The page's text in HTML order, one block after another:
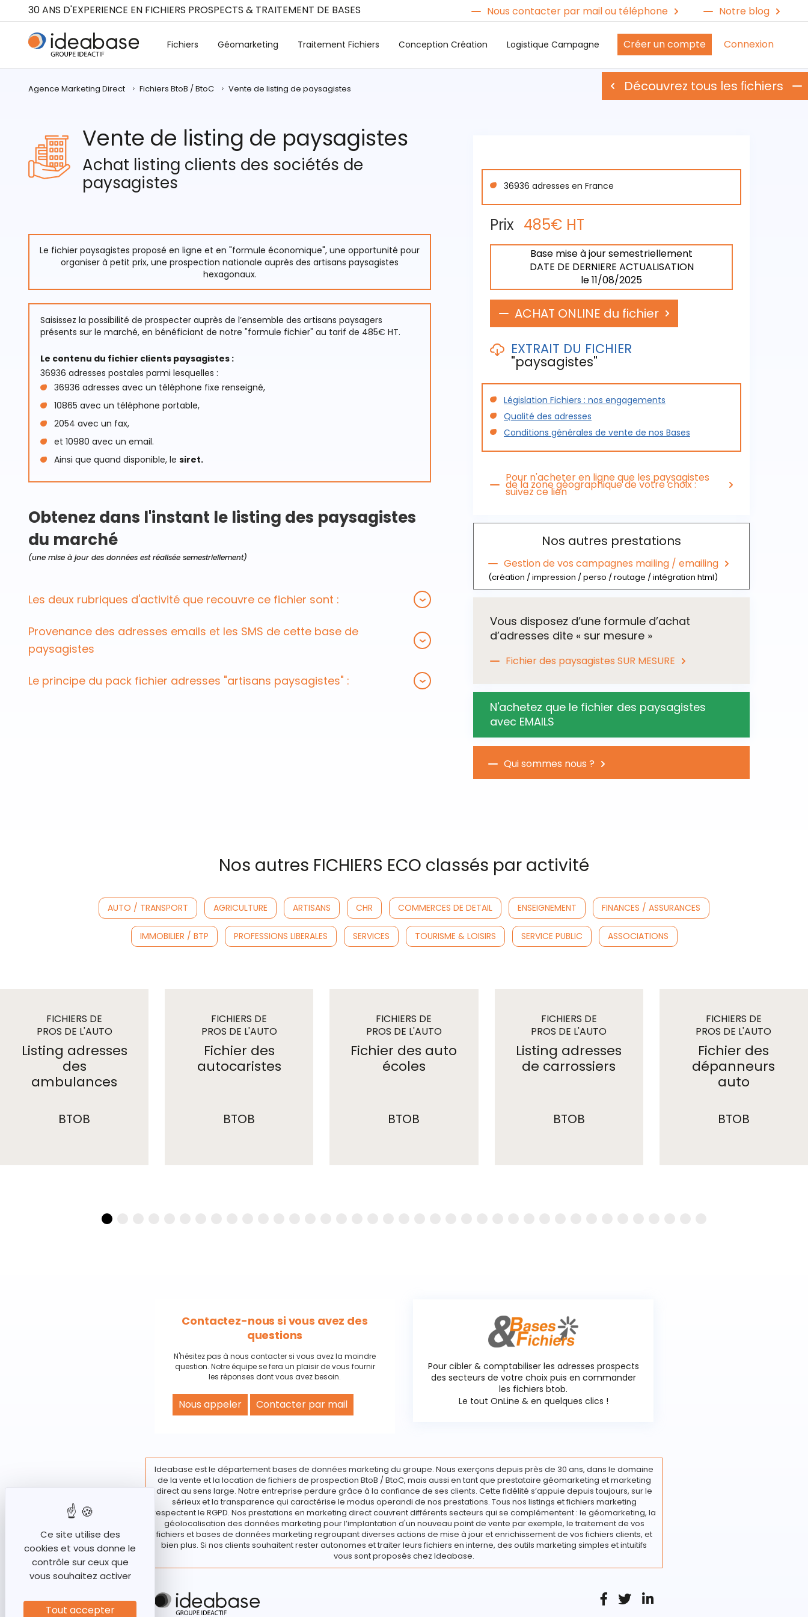
30 ANS D'EXPERIENCE EN FICHIERS PROSPECTS & TRAITEMENT DE BASES Nous contacter par mail ou téléphone Notre blog
Fichiers Géomarketing Traitement Fichiers Conception Création Logistique Campagne Créer un compte Connexion
Agence Marketing Direct Fichiers BtoB / BtoC Vente de listing de paysagistes Découvrez tous les ﬁchiers
Vente de listing de paysagistes
Achat listing clients des sociétés de
paysagistes
Le fichier paysagistes proposé en ligne et en "formule économique", une opportunité pour
organiser à petit prix, une prospection nationale auprès des artisans paysagistes
hexagonaux.
Saisissez la possibilité de prospecter auprès de l’ensemble des artisans paysagers
présents sur le marché, en bénéficiant de notre "formule fichier" au tarif de 485€ HT.
Le contenu du fichier clients paysagistes :
36936 adresses postales parmi lesquelles :
36936 adresses avec un téléphone fixe renseigné,
10865 avec un téléphone portable,
2054 avec un fax,
et 10980 avec un email.
Ainsi que quand disponible, le siret.
Obtenez dans l'instant le listing des paysagistes
du marché
(une mise à jour des données est réalisée semestriellement)
Les deux rubriques d'activité que recouvre ce fichier sont :
Provenance des adresses emails et les SMS de cette base de
paysagistes
Le principe du pack fichier adresses "artisans paysagistes" :
36936 adresses en France
Prix 485€ HT
Base mise à jour semestriellement
DATE DE DERNIERE ACTUALISATION
le 11/08/2025
ACHAT ONLINE du fichier
EXTRAIT DU FICHIER
"paysagistes"
Découvrez un extrait du fichier "paysagistes" en
cliquant sur le lien suivant :
Extrait du fichier "paysagistes"
Législation Fichiers : nos engagements
Qualité des adresses
Conditions générales de vente de nos Bases
Pour n'acheter en ligne que les paysagistes
de la zone géographique de votre choix :
suivez ce lien
Nos autres prestations
Gestion de vos campagnes mailing / emailing
(création / impression / perso / routage / intégration html)
Vous disposez d’une formule d’achat
d’adresses dite « sur mesure »
Fichier des paysagistes SUR MESURE
Besoin d’un fichier sur mesure !
Le « PackEco Pro » artisans paysagers vous permet
d’acquérir l’ensemble des coordonnées des artisans
paysagers de France, mais vous ce que vous
N'achetez que le fichier des paysagistes
avec EMAILS
Qui sommes nous ?
Nos autres FICHIERS ECO classés par activité
AUTO / TRANSPORT AGRICULTURE ARTISANS CHR COMMERCES DE DETAIL ENSEIGNEMENT FINANCES / ASSURANCES
IMMOBILIER / BTP PROFESSIONS LIBERALES SERVICES TOURISME & LOISIRS SERVICE PUBLIC ASSOCIATIONS
FICHIERS DE
PROS DE L'AUTO
/ TRANSPORTS
Listing adresses
des
ambulances
BTOB
FICHIERS DE
PROS DE L'AUTO
/ TRANSPORTS
Fichier des
autocaristes
BTOB
FICHIERS DE
PROS DE L'AUTO
/ TRANSPORTS
Fichier des auto
écoles
BTOB
FICHIERS DE
PROS DE L'AUTO
/ TRANSPORTS
Listing adresses
de carrossiers
BTOB
FICHIERS DE
PROS DE L'AUTO
/ TRANSPORTS
Fichier des
dépanneurs
auto
BTOB
Contactez-nous si vous avez des
questions
N'hésitez pas à nous contacter si vous avez la moindre
question. Notre équipe se fera un plaisir de vous fournir
les réponses dont vous avez besoin.
Nous appeler Contacter par mail
Pour cibler & comptabiliser les adresses prospects
des secteurs de votre choix puis en commander
les fichiers btob.
Le tout OnLine & en quelques clics !
Ideabase est le département bases de données marketing du groupe. Nous exerçons depuis près de 30 ans, dans le domaine
de la vente et la location de fichiers de prospection BtoB / BtoC, mais aussi en tant que prestataire géomarketing et marketing
direct au sens large. Notre entreprise perdure grâce à la confiance de ses clients. Cette fidélité s’appuie depuis toujours, sur le
sérieux et la transparence qui caractérise le modus operandi de nos prestations. Tous nos listings et fichiers marketing
respectent le RGPD. Nos prestations en marketing direct couvrent différents secteurs qui se complémentent : le géomarketing, la
géolocalisation des données marketing pour l’implantation d'un nouveau point de vente par exemple, le traitement de vos
fichiers et bases de données marketing regroupant diverses actions de mise à jour et enrichissement de vos fichiers clients, et
bien plus. Si nos clients souhaitent rester autonomes et traiter leurs fichiers en interne, des outils marketing simples et intuitifs
vous sont proposés chez Ideabase.
Panneau de gestion des cookies
Ce site utilise des
cookies et vous donne le
contrôle sur ceux que
vous souhaitez activer
Tout accepter